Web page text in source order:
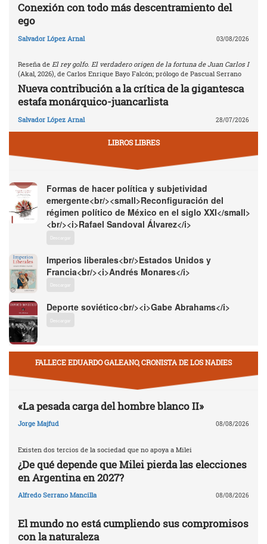
Conexión con todo más descentramiento del
ego
Salvador López Arnal 03/08/2026
Reseña de El rey golfo. El verdadero origen de la fortuna de Juan Carlos I
(Akal, 2026), de Carlos Enrique Bayo Falcón; prólogo de Pascual Serrano
Nueva contribución a la crítica de la gigantesca
estafa monárquico-juancarlista
Salvador López Arnal 28/07/2026
LIBROS LIBRES
Formas de hacer política y subjetividad
emergente<br/><small>Reconfiguración del
régimen político de México en el siglo XXI</small>
<br/><i>Rafael Sandoval Álvarez</i>
Descargar
Imperios liberales<br/>Estados Unidos y
Francia<br/><i>Andrés Monares</i>
Descargar
Deporte soviético<br/><i>Gabe Abrahams</i>
Descargar
FALLECE EDUARDO GALEANO, CRONISTA DE LOS NADIES
«La pesada carga del hombre blanco II»
Jorge Majfud 08/08/2026
Existen dos tercios de la sociedad que no apoya a Milei
¿De qué depende que Milei pierda las elecciones
en Argentina en 2027?
Alfredo Serrano Mancilla 08/08/2026
El mundo no está cumpliendo sus compromisos
con la naturaleza